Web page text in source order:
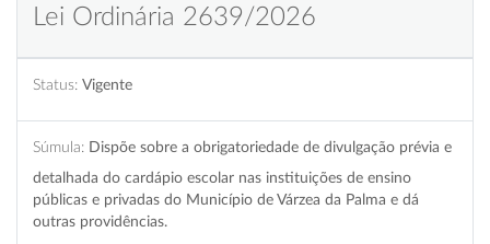
Lei Ordinária 2639/2026
Status: Vigente
Súmula: Dispõe sobre a obrigatoriedade de divulgação prévia e
detalhada do cardápio escolar nas instituições de ensino
públicas e privadas do Município de Várzea da Palma e dá
outras providências.